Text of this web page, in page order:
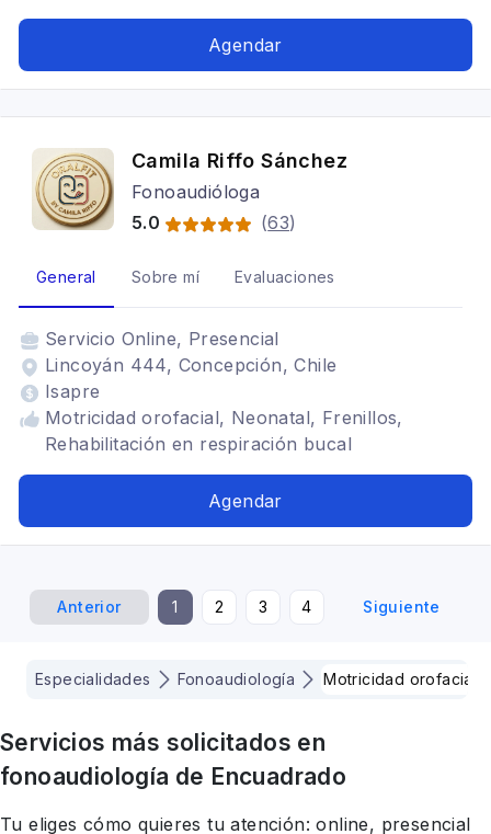
Agendar
Camila Riffo Sánchez
Fonoaudióloga
5.0
(63)
General Sobre mí Evaluaciones
Servicio Online, Presencial
Lincoyán 444, Concepción, Chile
Isapre
Motricidad orofacial, Neonatal, Frenillos,
Rehabilitación en respiración bucal
Agendar
Anterior 1 2 3 4 Siguiente
Especialidades Fonoaudiología Motricidad orofacial
Servicios más solicitados en
fonoaudiología de Encuadrado
Tu eliges cómo quieres tu atención: online, presencial